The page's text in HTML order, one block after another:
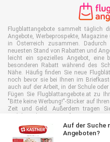
Auf der Suche
Angeboten?
Flugblattangebote sammelt täglich
Angebote, Werbeprospekte,
in Österreich zusammen.
neuesten Stand von Rabatten und
leicht ein spezielles Angebot, eine
besonderen Rabatt während des
Nähe. Häufig finden Sie neue
noch bevor sie bei Ihnen im
auch auf der Arbeit, in der Schule
Fügen Sie Flugblattangebote.at zu
"Bitte keine Werbung!"-Sticker auf
Zeit und Geld. Außerdem tragen